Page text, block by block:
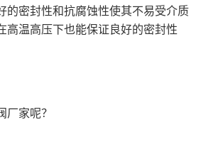
的密封性和抗腐蚀性使其不易受介质
高温高压下也能保证良好的密封性
厂家呢？